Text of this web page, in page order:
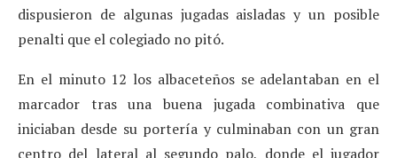
dispusieron de algunas jugadas aisladas y un posible
penalti que el colegiado no pitó.
En el minuto 12 los albaceteños se adelantaban en el
marcador tras una buena jugada combinativa que
iniciaban desde su portería y culminaban con un gran
centro del lateral al segundo palo, donde el jugador